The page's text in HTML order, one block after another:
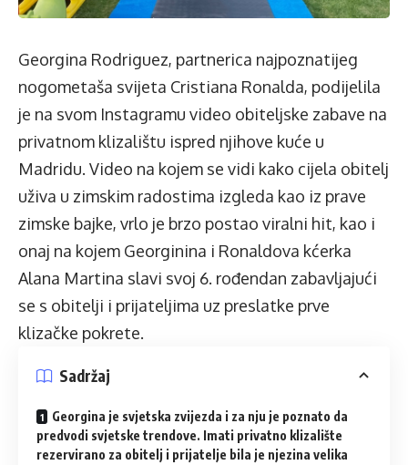
Georgina Rodriguez, partnerica najpoznatijeg
nogometaša svijeta Cristiana Ronalda, podijelila
je na svom Instagramu video obiteljske zabave na
privatnom klizalištu ispred njihove kuće u
Madridu. Video na kojem se vidi kako cijela obitelj
uživa u zimskim radostima izgleda kao iz prave
zimske bajke, vrlo je brzo postao viralni hit, kao i
onaj na kojem Georginina i Ronaldova kćerka
Alana Martina slavi svoj 6. rođendan zabavljajući
se s obitelji i prijateljima uz preslatke prve
klizačke pokrete.
Sadržaj
Georgina je svjetska zvijezda i za nju je poznato da
predvodi svjetske trendove. Imati privatno klizalište
rezervirano za obitelj i prijatelje bila je njezina velika